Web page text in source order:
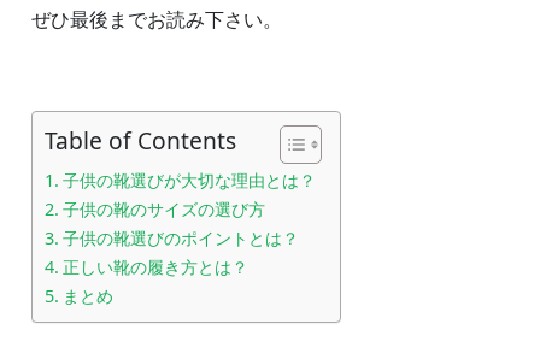
ぜひ最後までお読み下さい。
Table of Contents
子供の靴選びが大切な理由とは？
子供の靴のサイズの選び方
子供の靴選びのポイントとは？
正しい靴の履き方とは？
まとめ